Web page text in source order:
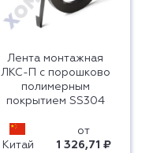
Лента монтажная
ЛКС-П с порошково
полимерным
покрытием SS304
Китай
от
1 326,71 ₽